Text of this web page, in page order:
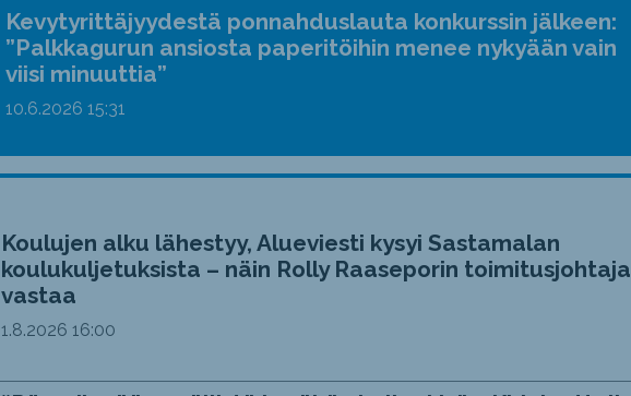
Kevytyrittäjyydestä ponnahduslauta konkurssin jälkeen:
”Palkkagurun ansiosta paperitöihin menee nykyään vain
viisi minuuttia”
10.6.2026 15:31
Koulujen alku lähestyy, Alueviesti kysyi Sastamalan
koulukuljetuksista – näin Rolly Raaseporin toimitusjohtaja
vastaa
1.8.2026 16:00